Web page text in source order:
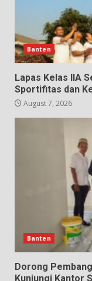
Banten
Lapas Kelas IIA
Sportifitas dan
August 7, 2026
Banten
Dorong
Kunjungi Kantor